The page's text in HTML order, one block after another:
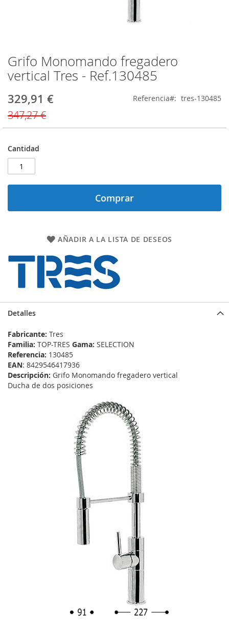
Grifo Monomando fregadero
vertical Tres - Ref.130485
Precio
329,91 €
347,27 €
Referencia tres-130485
Cantidad
Comprar
AÑADIR A LA LISTA DE DESEOS
Saltar
al
comienzo
la
galería
de
imágenes
Detalles
Fabricante: Tres
Familia: TOP-TRES Gama: SELECTION
Referencia: 130485
EAN: 8429546417936
Descripción: Grifo Monomando fregadero vertical
Ducha de dos posiciones